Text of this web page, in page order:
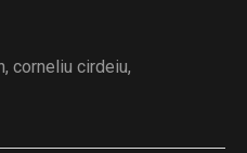
, corneliu cirdeiu,